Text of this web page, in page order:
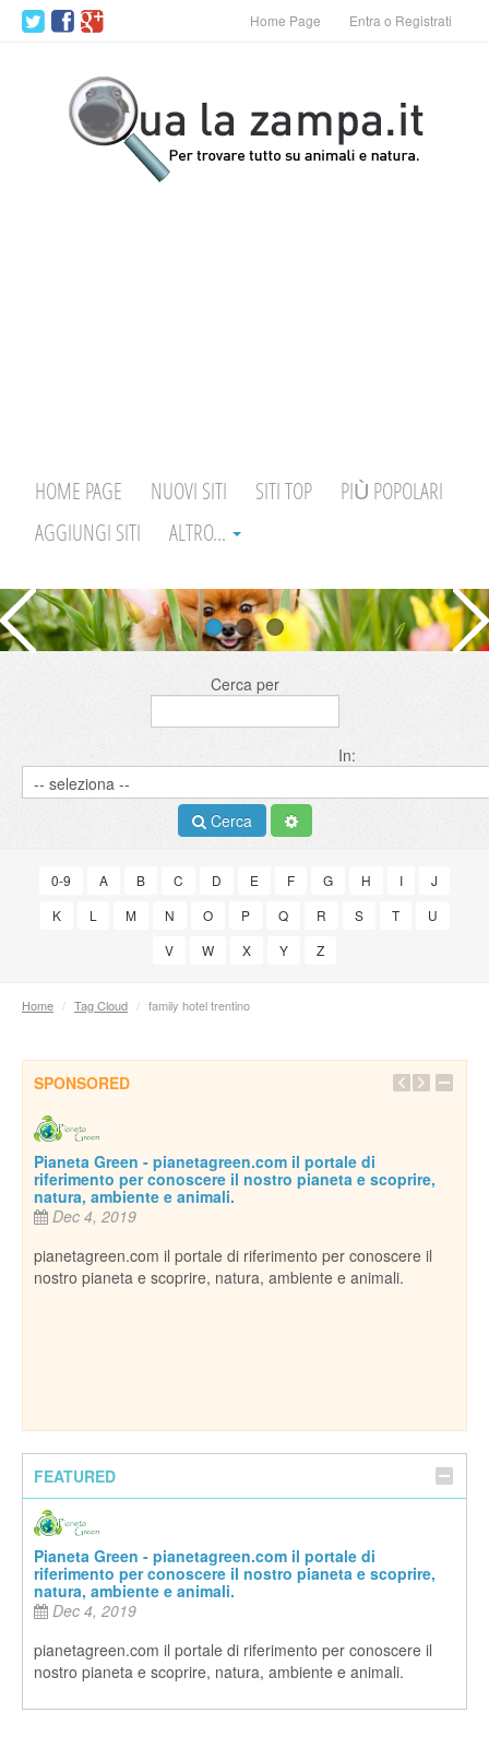
Home Page Entra o Registrati
HOME PAGE NUOVI SITI SITI TOP
PIÙ POPOLARI
AGGIUNGI SITI
ALTRO...
Cerca per
In:
Cerca
0-9 A B C D E F G H I
J
K
L M N O P Q R S T
U
V
W X Y Z
Home / Tag Cloud / family hotel trentino
SPONSORED
Pianeta Green - pianetagreen.com il portale di
riferimento per conoscere il nostro pianeta e scoprire,
natura, ambiente e animali.
Dec 4, 2019
pianetagreen.com il portale di riferimento per conoscere il
nostro pianeta e scoprire, natura, ambiente e animali.
FEATURED
Pianeta Green - pianetagreen.com il portale di
riferimento per conoscere il nostro pianeta e scoprire,
natura, ambiente e animali.
Dec 4, 2019
pianetagreen.com il portale di riferimento per conoscere il
nostro pianeta e scoprire, natura, ambiente e animali.